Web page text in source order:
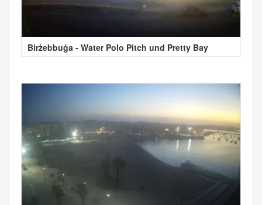
Birżebbuġa - Water Polo Pitch und Pretty Bay